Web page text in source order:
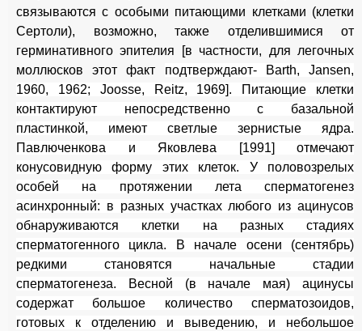
связываются с особыми питающими клетками (клетки
Сертоли), возможно, также отделившимися от
герминативного эпителия [в частности, для легочных
моллюсков этот факт подтверждают- Barth, Jansen,
1960, 1962; Joosse, Reitz, 1969]. Питающие клетки
контактируют непосредственно с базальной
пластинкой, имеют светлые зернистые ядра.
Павлюченкова и Яковлева [1991] отмечают
конусовидную форму этих клеток. У половозрелых
особей на протяжении лета сперматогенез
асинхронный: в разных участках любого из ацинусов
обнаруживаются клетки на разных стадиях
сперматогенного цикла. В начале осени (сентябрь)
редкими становятся начальные стадии
сперматогенеза. Весной (в начале мая) ацинусы
содержат большое количество сперматозоидов,
готовых к отделению и выведению, и небольшое